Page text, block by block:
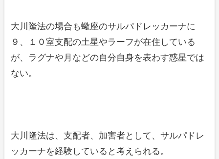
大川隆法の場合も蠍座のサルパドレッカーナに
９、１０室支配の土星やラーフが在住している
が、ラグナや月などの自分自身を表わす惑星では
ない。
大川隆法は、支配者、加害者として、サルパドレ
ッカーナを経験していると考えられる。